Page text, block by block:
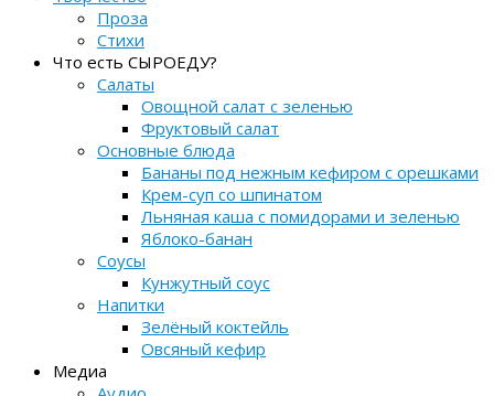
Проза
Стихи
Что есть СЫРОЕДУ?
Салаты
Овощной салат с зеленью
Фруктовый салат
Основные блюда
Бананы под нежным кефиром с орешками
Крем-суп со шпинатом
Льняная каша с помидорами и зеленью
Яблоко-банан
Соусы
Кунжутный соус
Напитки
Зелёный коктейль
Овсяный кефир
Медиа